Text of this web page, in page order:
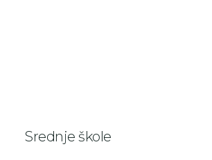
Srednje škole